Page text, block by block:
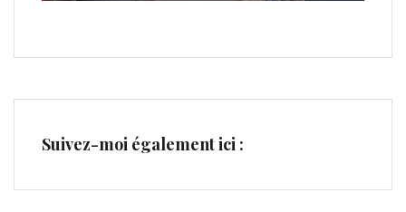
Suivez-moi également ici :